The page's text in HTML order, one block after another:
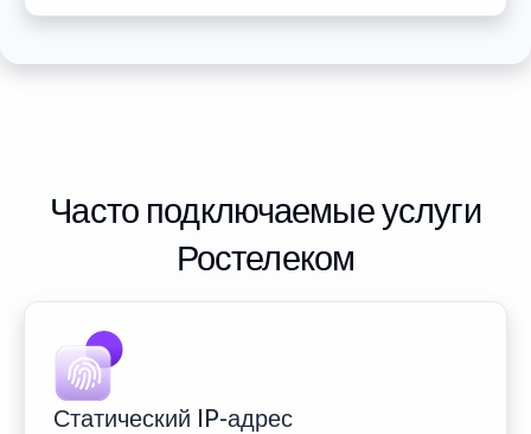
Часто подключаемые услуги
Ростелеком
Статический IP-адрес